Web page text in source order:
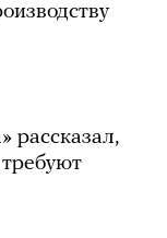
рассказал,